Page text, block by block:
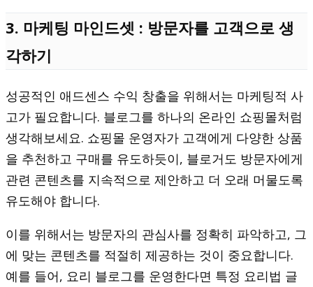
3. 마케팅 마인드셋 : 방문자를 고객으로 생
각하기
성공적인 애드센스 수익 창출을 위해서는 마케팅적 사
고가 필요합니다. 블로그를 하나의 온라인 쇼핑몰처럼
생각해보세요. 쇼핑몰 운영자가 고객에게 다양한 상품
을 추천하고 구매를 유도하듯이, 블로거도 방문자에게
관련 콘텐츠를 지속적으로 제안하고 더 오래 머물도록
유도해야 합니다.
이를 위해서는 방문자의 관심사를 정확히 파악하고, 그
에 맞는 콘텐츠를 적절히 제공하는 것이 중요합니다.
예를 들어, 요리 블로그를 운영한다면 특정 요리법 글